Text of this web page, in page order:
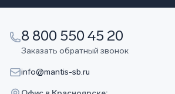
8 800 550 45 20
Заказать обратный звонок
info@mantis-sb.ru